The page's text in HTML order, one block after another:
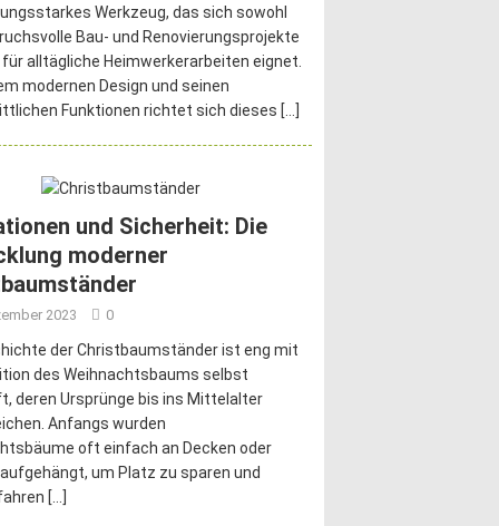
Werkzeug, das sich sowohl
Bau- und Renovierungsprojekte
alltägliche Heimwerkerarbeiten eignet.
modernen Design und seinen
Funktionen richtet sich dieses […]
und Sicherheit: Die
moderner
2023 0
der Christbaumständer ist eng mit
des Weihnachtsbaums selbst
deren Ursprünge bis ins Mittelalter
Anfangs wurden
oft einfach an Decken oder
um Platz zu sparen und
[…]